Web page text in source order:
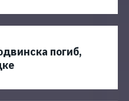
погиб,